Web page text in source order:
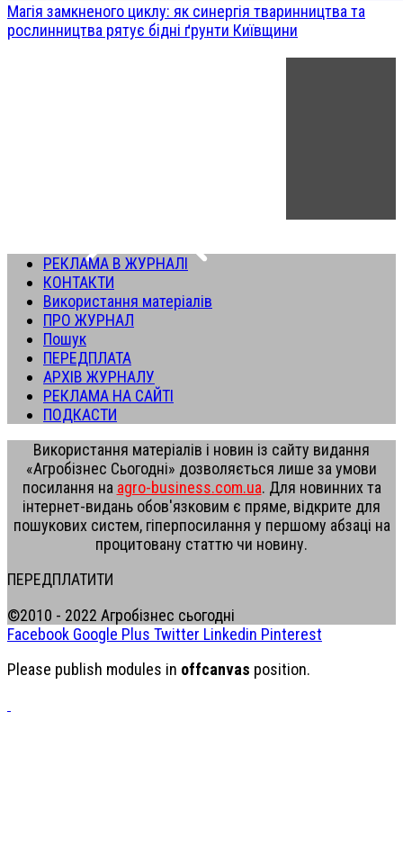
Магія замкненого циклу: як синергія тваринництва та
рослинництва рятує бідні ґрунти Київщини
РЕКЛАМА В ЖУРНАЛІ
КОНТАКТИ
Використання матеріалів
ПРО ЖУРНАЛ
Пошук
ПЕРЕДПЛАТА
АРХІВ ЖУРНАЛУ
РЕКЛАМА НА САЙТІ
ПОДКАСТИ
Використання матеріалів і новин із сайту видання
«Агробізнес Сьогодні» дозволяється лише за умови
посилання на agro-business.com.ua. Для новинних та
інтернет-видань обов'язковим є пряме, відкрите для
пошукових систем, гіперпосилання у першому абзаці на
процитовану статтю чи новину.
ПЕРЕДПЛАТИТИ
©2010 - 2022 Агробізнес сьогодні
Facebook Google Plus Twitter Linkedin Pinterest
Please publish modules in offcanvas position.